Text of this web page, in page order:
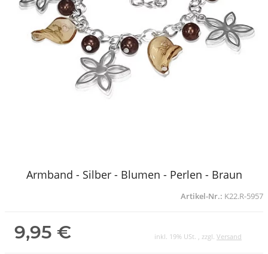
Armband - Silber - Blumen - Perlen - Braun
Artikel-Nr.: K22.R-5957
9,95 € inkl. 19% USt. , zzgl. Versand